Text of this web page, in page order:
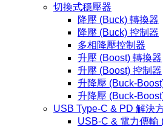
切換式穩壓器
降壓 (Buck) 轉換器
降壓 (Buck) 控制器
多相降壓控制器
升壓 (Boost) 轉換器
升壓 (Boost) 控制器
升降壓 (Buck-
升降壓 (Buck-
USB Type-C & PD 解決
USB-C & 電力傳輸